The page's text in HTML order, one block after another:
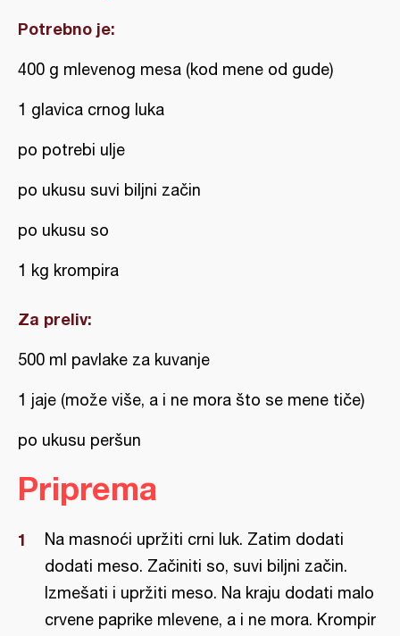
Potrebno je:
400 g mlevenog mesa (kod mene od gude)
1 glavica crnog luka
po potrebi ulje
po ukusu suvi biljni začin
po ukusu so
1 kg krompira
Za preliv:
500 ml pavlake za kuvanje
1 jaje (može više, a i ne mora što se mene tiče)
po ukusu peršun
Priprema
Na masnoći upržiti crni luk. Zatim dodati
dodati meso. Začiniti so, suvi biljni začin.
Izmešati i upržiti meso. Na kraju dodati malo
crvene paprike mlevene, a i ne mora. Krompir